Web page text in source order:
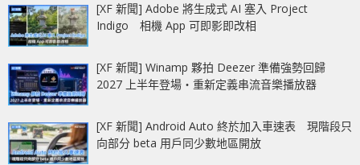
[XF 新聞] Adobe 將生成式 AI 塞入 Project
Indigo 相機 App 可即影即改相
[XF 新聞] Winamp 夥拍 Deezer 準備強勢回歸
2027 上半年登場‧重新定義串流音樂播放器
[XF 新聞] Android Auto 終於加入車速表 現階段只
向部分 beta 用戶同少數地區開放